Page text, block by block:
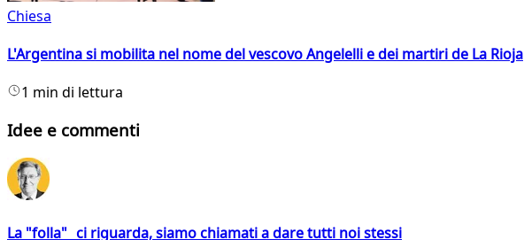
Chiesa
L'Argentina si mobilita nel nome del vescovo Angelelli e dei martiri de La Rioja
1 min di lettura
Idee e commenti
La "folla" ci riguarda, siamo chiamati a dare tutti noi stessi